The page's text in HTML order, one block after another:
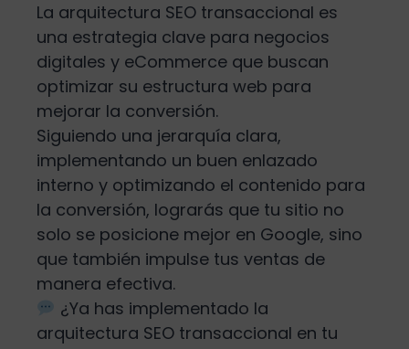
La arquitectura SEO transaccional es
una estrategia clave para negocios
digitales y eCommerce que buscan
optimizar su estructura web para
mejorar la conversión.
Siguiendo una jerarquía clara,
implementando un buen enlazado
interno y optimizando el contenido para
la conversión, lograrás que tu sitio no
solo se posicione mejor en Google, sino
que también impulse tus ventas de
manera efectiva.
¿Ya has implementado la
arquitectura SEO transaccional en tu